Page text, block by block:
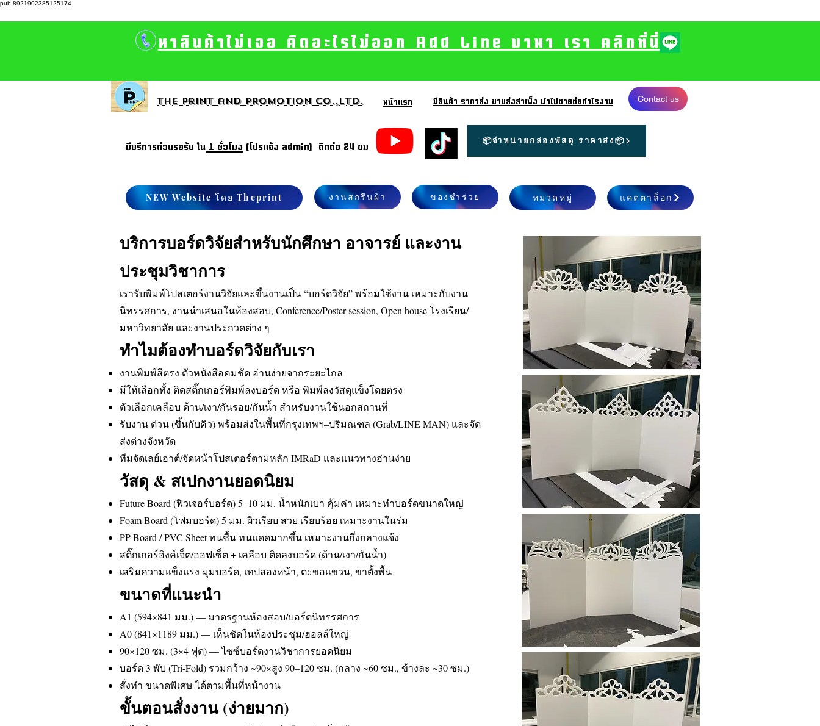
pub-8921902385125174
หาสินค้าไม่เจอ คิดอะไรไม่ออก Add Line มาหา เรา คลิกที่นี่
The print and promotion CO.,Ltd. หน้าแรก มีสินค้า ราคาส่ง ขายส่งสำเพ็ง นำไปขายต่อกำไรงาม Contact us
มีบรีการด่วนรอรับ ใน 1 ชั่วโมง (โปรแจ้ง admin) ติดต่อ 24 ชม
📦จำหน่ายกล่องพัสดุ ราคาส่ง📦
NEW Website โดย Theprint งานสกรีนผ้า ของชำร่วย หมวดหมู่ แคตตาล็อก
บริการบอร์ดวิจัยสำหรับนักศึกษา อาจารย์ และงาน
ประชุมวิชาการ
เรารับพิมพ์โปสเตอร์งานวิจัยและขึ้นงานเป็น “บอร์ดวิจัย” พร้อมใช้งาน เหมาะกับงาน
นิทรรศการ, งานนำเสนอในห้องสอบ, Conference/Poster session, Open house โรงเรียน/
มหาวิทยาลัย และงานประกวดต่าง ๆ
ทำไมต้องทำบอร์ดวิจัยกับเรา
งานพิมพ์สีตรง ตัวหนังสือคมชัด อ่านง่ายจากระยะไกล
มีให้เลือกทั้ง ติดสติ๊กเกอร์พิมพ์ลงบอร์ด หรือ พิมพ์ลงวัสดุแข็งโดยตรง
ตัวเลือกเคลือบ ด้าน/เงา/กันรอย/กันน้ำ สำหรับงานใช้นอกสถานที่
รับงาน ด่วน (ขึ้นกับคิว) พร้อมส่งในพื้นที่กรุงเทพฯ–ปริมณฑล (Grab/LINE MAN) และจัด
ส่งต่างจังหวัด
ทีมจัดเลย์เอาต์/จัดหน้าโปสเตอร์ตามหลัก IMRaD และแนวทางอ่านง่าย
วัสดุ & สเปกงานยอดนิยม
Future Board (ฟิวเจอร์บอร์ด) 5–10 มม. น้ำหนักเบา คุ้มค่า เหมาะทำบอร์ดขนาดใหญ่
Foam Board (โฟมบอร์ด) 5 มม. ผิวเรียบ สวย เรียบร้อย เหมาะงานในร่ม
PP Board / PVC Sheet ทนชื้น ทนแดดมากขึ้น เหมาะงานกึ่งกลางแจ้ง
สติ๊กเกอร์อิงค์เจ็ต/ออฟเซ็ต + เคลือบ ติดลงบอร์ด (ด้าน/เงา/กันน้ำ)
เสริมความแข็งแรง มุมบอร์ด, เทปสองหน้า, ตะขอแขวน, ขาตั้งพื้น
ขนาดที่แนะนำ
A1 (594×841 มม.) — มาตรฐานห้องสอบ/บอร์ดนิทรรศการ
A0 (841×1189 มม.) — เห็นชัดในห้องประชุม/ฮอลล์ใหญ่
90×120 ซม. (3×4 ฟุต) — ไซซ์บอร์ดงานวิชาการยอดนิยม
บอร์ด 3 พับ (Tri-Fold) รวมกว้าง ~90×สูง 90–120 ซม. (กลาง ~60 ซม., ข้างละ ~30 ซม.)
สั่งทำ ขนาดพิเศษ ได้ตามพื้นที่หน้างาน
ขั้นตอนสั่งงาน (ง่ายมาก)